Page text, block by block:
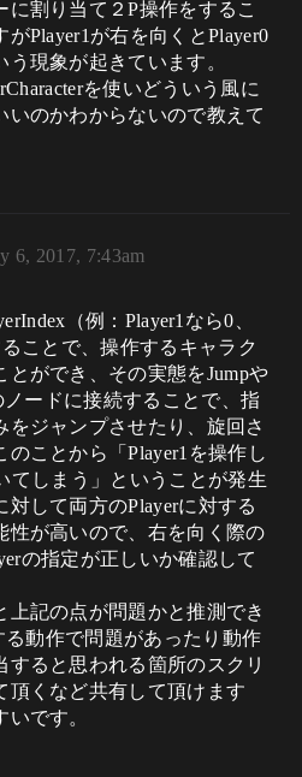
割り当て２P操作をするこ
Player1が右を向くとPlayer0
現象が起きています。
を使いどういう風に
いのかわからないので教えて
6, 2017, 7:43am
（例：Player1なら0、
ことで、操作するキャラク
とができ、その実態をJumpや
ノードに接続することで、指
をジャンプさせたり、旋回さ
ことから「Player1を操作し
てしまう」ということが発生
して両方のPlayerに対する
性が高いので、右を向く際の
の指定が正しいか確認して
上記の点が問題かと推測でき
る動作で問題があったり動作
すると思われる箇所のスクリ
頂くなど共有して頂けます
です。